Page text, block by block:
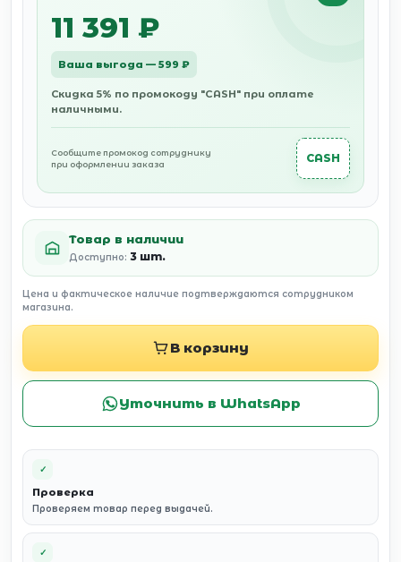
11 391 ₽
Ваша выгода — 599 ₽
Скидка 5% по промокоду "CASH" при оплате
наличными.
Сообщите промокод сотруднику
при оформлении заказа
CASH
Товар в наличии
Доступно: 3 шт.
Цена и фактическое наличие подтверждаются сотрудником
магазина.
В корзину
Уточнить в WhatsApp
✓
Проверка
Проверяем товар перед выдачей.
✓